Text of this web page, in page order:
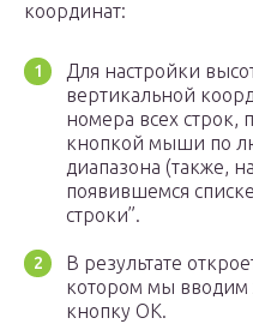
координат:
Для настройки
вертикальной
номера всех строк,
кнопкой мыши по
диапазона (также,
появившемся
строки”.
В результате
котором мы
кнопку OK.